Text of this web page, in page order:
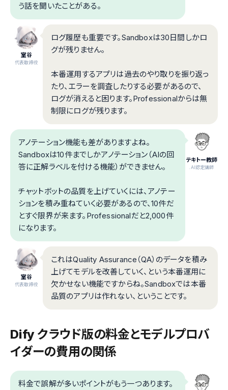
う話を聞いたことがある。
室谷
代表取締役
ログ履歴も重要です。Sandboxは30日間しかロ
グが残りません。
本番運用するアプリは過去のやり取りを振り返っ
たり、エラーを調査したりする必要があるので、
ログが消えると困ります。Professionalからは無
制限にログが残ります。
テキトー教師
.AI認定講師
アノテーション機能も差がありますよね。
Sandboxは10件までしかアノテーション（AIの回
答に正解ラベルを付ける機能）ができません。
チャットボットの品質を上げていくには、アノテー
ションを積み重ねていく必要があるので、10件だ
とすぐ限界が来ます。Professionalだと2,000件
になります。
室谷
代表取締役
これはQuality Assurance（QA）のデータを積み
上げてモデルを改善していく、という本番運用に
欠かせない機能ですからね。Sandboxでは本番
品質のアプリは作れない、ということです。
Dify クラウド版の料金とモデルプロバ
イダーの費用の関係
料金で誤解が多いポイントがもう一つあります。